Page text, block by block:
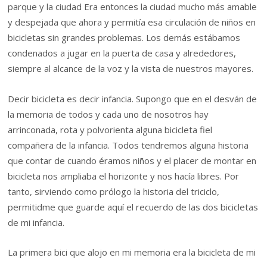
parque y la ciudad Era entonces la ciudad mucho más amable
y despejada que ahora y permitía esa circulación de niños en
bicicletas sin grandes problemas. Los demás estábamos
condenados a jugar en la puerta de casa y alrededores,
siempre al alcance de la voz y la vista de nuestros mayores.
Decir bicicleta es decir infancia. Supongo que en el desván de
la memoria de todos y cada uno de nosotros hay
arrinconada, rota y polvorienta alguna bicicleta fiel
compañera de la infancia. Todos tendremos alguna historia
que contar de cuando éramos niños y el placer de montar en
bicicleta nos ampliaba el horizonte y nos hacía libres. Por
tanto, sirviendo como prólogo la historia del triciclo,
permitidme que guarde aquí el recuerdo de las dos bicicletas
de mi infancia.
La primera bici que alojo en mi memoria era la bicicleta de mi